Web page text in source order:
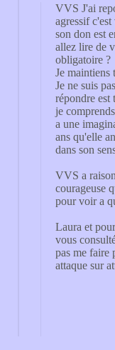
VVS J'ai
agressif
son don est
allez lire de
obligatoire ?
Je maintiens
Je ne suis
répondre est
je
a une
ans qu'elle
dans son
VVS a
courageuse
pour voir a
Laura et
vous
pas me faire
attaque sur